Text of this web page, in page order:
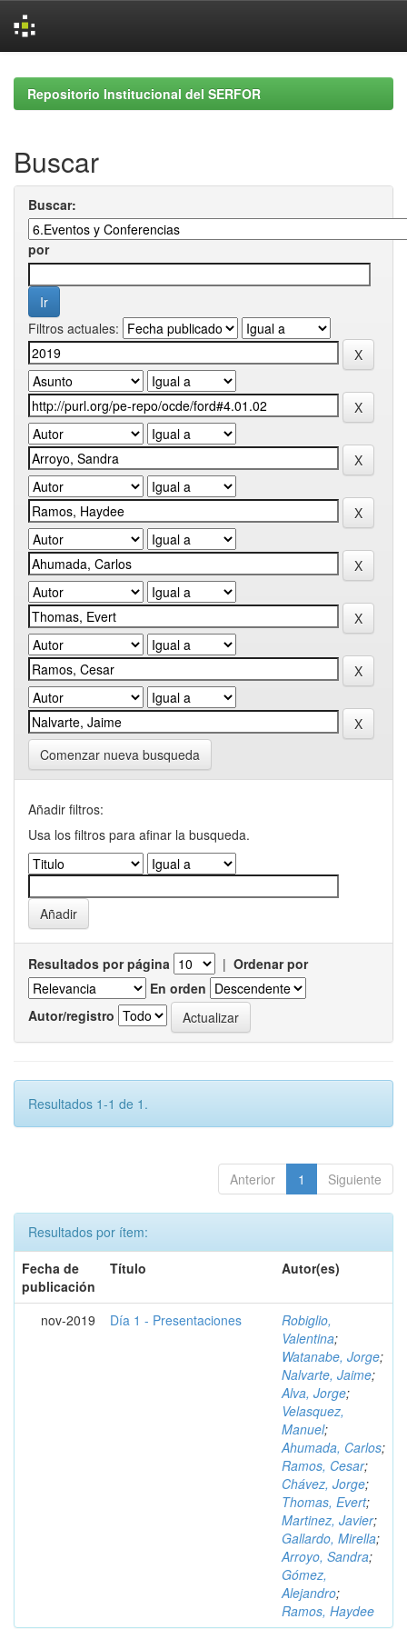
navigationRepositorio Institucional del SERFOR
Buscar
Buscar:
por
Filtros actuales:
Comenzar nueva busqueda
Añadir filtros:
Usa los filtros para afinar la busqueda.
Resultados por página | Ordenar por
En orden
Autor/registro
Resultados 1-1 de 1.
Anterior 1 Siguiente
Resultados por ítem:
Fecha de
publicación
Título Autor(es)
nov-2019 Día 1 - Presentaciones
Robiglio,
Valentina;
Watanabe, Jorge;
Nalvarte, Jaime;
Alva, Jorge;
Velasquez,
Manuel;
Ahumada, Carlos;
Ramos, Cesar;
Chávez, Jorge;
Thomas, Evert;
Martinez, Javier;
Gallardo, Mirella;
Arroyo, Sandra;
Gómez,
Alejandro;
Ramos, Haydee